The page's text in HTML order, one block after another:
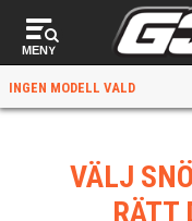
MENY
INGEN MODELL VALD
VÄLJ
RÄTT